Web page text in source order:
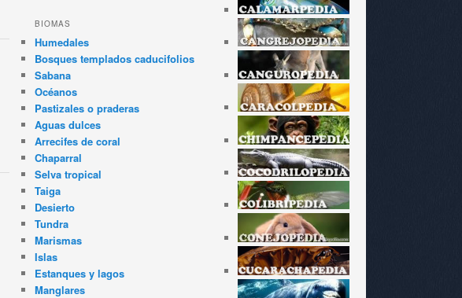
BIOMAS
Humedales
Bosques templados caducifolios
Sabana
Océanos
Pastizales o praderas
Aguas dulces
Arrecifes de coral
Chaparral
Selva tropical
Taiga
Desierto
Tundra
Marismas
Islas
Estanques y lagos
Manglares